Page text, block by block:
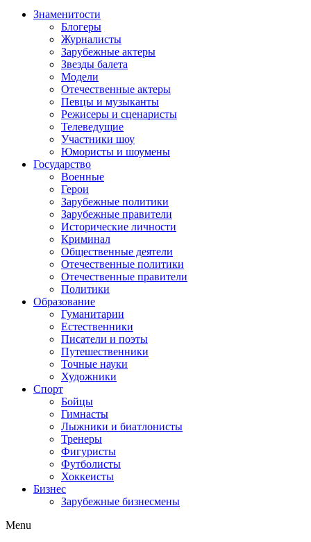
Знаменитости
Блогеры
Журналисты
Зарубежные актеры
Звезды балета
Модели
Отечественные актеры
Певцы и музыканты
Режисеры и сценаристы
Телеведущие
Участники шоу
Юмористы и шоумены
Государство
Военные
Герои
Зарубежные политики
Зарубежные правители
Исторические личности
Криминал
Общественные деятели
Отечественные политики
Отечественные правители
Политики
Образование
Гуманитарии
Естественники
Писатели и поэты
Путешественники
Точные науки
Художники
Спорт
Бойцы
Гимнасты
Лыжники и биатлонисты
Тренеры
Фигуристы
Футболисты
Хоккеисты
Бизнес
Зарубежные бизнесмены
Menu